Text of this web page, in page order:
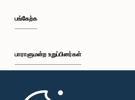
பங்கேற்க
பாராளுமன்ற உறுப்பினர்கள்
முதற்பக்கம்